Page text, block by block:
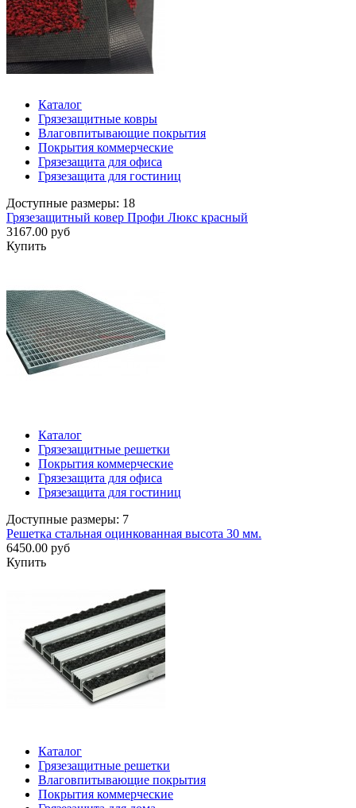
Каталог
Грязезащитные ковры
Влаговпитывающие покрытия
Покрытия коммерческие
Грязезащита для офиса
Грязезащита для гостиниц
Доступные размеры: 18
Грязезащитный ковер Профи Люкс красный
3167.00 руб
Купить
Каталог
Грязезащитные решетки
Покрытия коммерческие
Грязезащита для офиса
Грязезащита для гостиниц
Доступные размеры: 7
Решетка стальная оцинкованная высота 30 мм.
6450.00 руб
Купить
Каталог
Грязезащитные решетки
Влаговпитывающие покрытия
Покрытия коммерческие